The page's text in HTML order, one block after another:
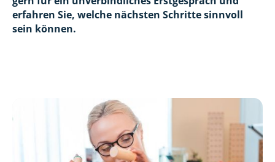
erfahren Sie, welche nächsten Schritte sinnvoll
sein können.